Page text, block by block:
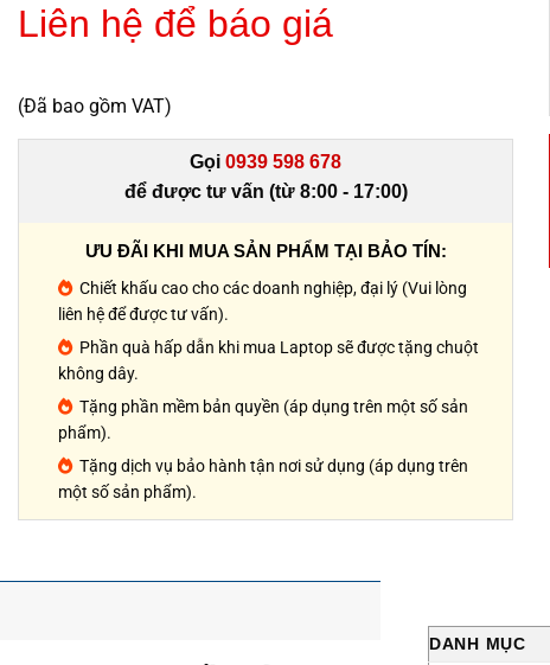
Liên hệ để báo giá
(Đã bao gồm VAT)
Gọi 0939 598 678
để được tư vấn (từ 8:00 - 17:00)
ƯU ĐÃI KHI MUA SẢN PHẨM TẠI BẢO TÍN:
Chiết khấu cao cho các doanh nghiệp, đại lý (Vui lòng
liên hệ để được tư vấn).
Phần quà hấp dẫn khi mua Laptop sẽ được tặng chuột
không dây.
Tặng phần mềm bản quyền (áp dụng trên một số sản
phẩm).
Tặng dịch vụ bảo hành tận nơi sử dụng (áp dụng trên
một số sản phẩm).
DANH MỤC